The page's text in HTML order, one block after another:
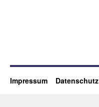
Impressum Datenschutz